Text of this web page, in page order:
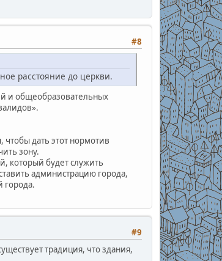
#8
расстояние до церкви.
и общеобразовательных
чтобы дать этот нормотив
зону.
который будет служить
администрацию города,
города.
#9
традиция, что здания,